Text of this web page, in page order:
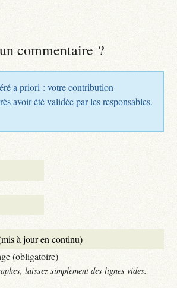
commentaire ?
a priori : votre contribution
avoir été validée par les responsables.
(obligatoire)
laissez simplement des lignes vides.